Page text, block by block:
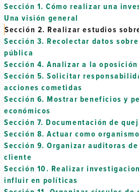
Sección 1. Cómo realizar una
Una visión general
Sección 2. Realizar estudios
Sección 3. Recolectar datos
pública
Sección 4. Analizar a la oposición
Sección 5. Solicitar
acciones cometidas
Sección 6. Mostrar beneficios y
económicos
Sección 7. Documentación de
Sección 8. Actuar como
Sección 9. Organizar auditoras
cliente
Sección 10. Realizar
influir en políticas